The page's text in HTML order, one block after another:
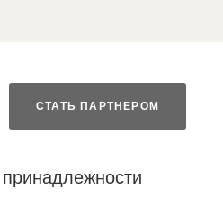
СТАТЬ ПАРТНЕРОМ